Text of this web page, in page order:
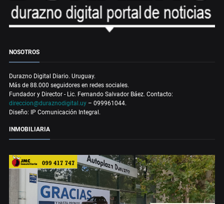
NOSOTROS
Durazno Digital Diario. Uruguay.
Más de 88.000 seguidores en redes sociales.
Fundador y Director - Lic. Fernando Salvador Báez. Contacto:
direccion@duraznodigital.uy – 099961044.
Diseño: IP Comunicación Integral.
INMOBILIARIA